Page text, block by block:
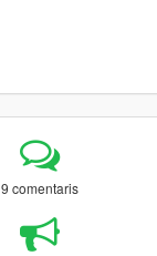
9 comentaris